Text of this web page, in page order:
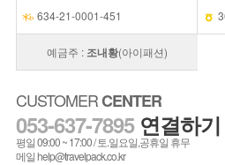
634-21-0001-451
예금주 : 조내황(아이패션)
CUSTOMERCENTER
053-637-7895 연결하기
평일 09:00 ~ 17:00 / 토.일요일,공휴일 휴무
메일 help@travelpack.co.kr